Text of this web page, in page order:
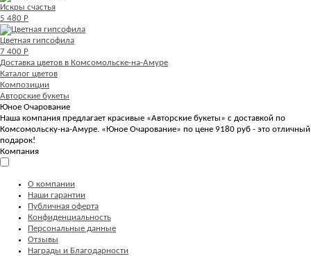
Искры счастья
5 480 Р
Цветная гипсофила
7 400 Р
Доставка цветов в Комсомольске-на-Амуре
Каталог цветов
Композиции
Авторские букеты
Юное Очарование
Наша компания предлагает красивые «Авторские букеты» с доставкой по
Комсомольску-на-Амуре. «Юное Очарование» по цене 9180 руб - это отличный
подарок!
Компания
О компании
Наши гарантии
Публичная оферта
Конфиденциальность
Персональные данные
Отзывы
Награды и Благодарности